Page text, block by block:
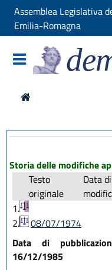
Assemblea Legislativa
Emilia-Romagna
Storia delle modifiche
Testo
originale
Data
1.
2.
08/07/1974
Data di
16/12/1985